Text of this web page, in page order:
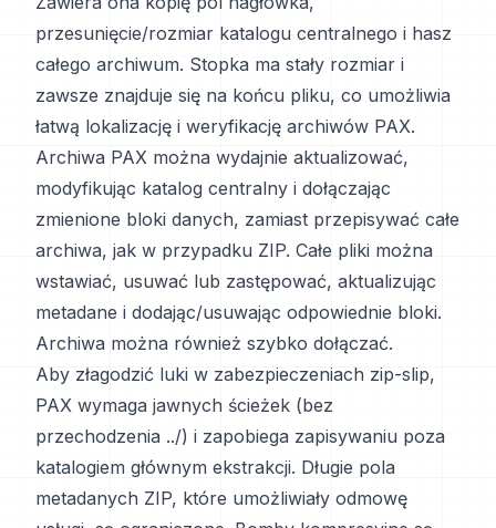
przesunięcie/rozmiar katalogu centralnego i hasz
całego archiwum. Stopka ma stały rozmiar i
zawsze znajduje się na końcu pliku, co umożliwia
łatwą lokalizację i weryfikację archiwów PAX.
Archiwa PAX można wydajnie aktualizować,
modyfikując katalog centralny i dołączając
zmienione bloki danych, zamiast przepisywać całe
archiwa, jak w przypadku ZIP. Całe pliki można
wstawiać, usuwać lub zastępować, aktualizując
metadane i dodając/usuwając odpowiednie bloki.
Archiwa można również szybko dołączać.
Aby złagodzić luki w zabezpieczeniach zip-slip,
PAX wymaga jawnych ścieżek (bez
przechodzenia ../) i zapobiega zapisywaniu poza
katalogiem głównym ekstrakcji. Długie pola
metadanych ZIP, które umożliwiały odmowę